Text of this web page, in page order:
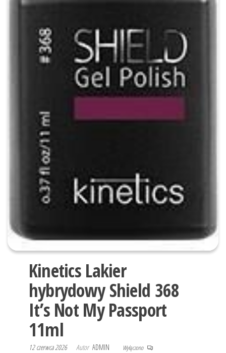
Kinetics Lakier
hybrydowy Shield 368
It’s Not My Passport
11ml
12 czerwca 2026 Autor ADMIN Wyłączono